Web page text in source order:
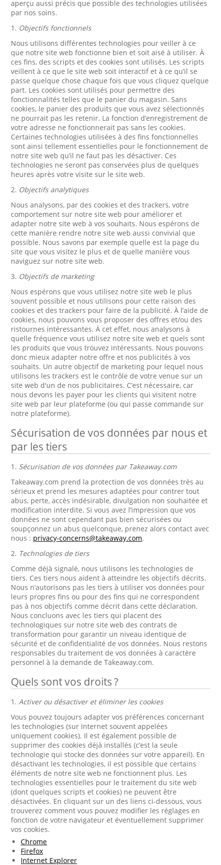
aperçu aussi précis que possible des technologies utilisées
par nos soins.
1. Objectifs fonctionnels
Nous utilisons différentes technologies pour veiller à ce
que notre site web fonctionne bien et soit aisé à utiliser. À
ces fins, des scripts et des cookies sont utilisés. Les scripts
veillent à ce que le site web soit interactif et à ce qu’il se
passe quelque chose chaque fois que vous cliquez quelque
part. Les cookies sont utilisés pour permettre des
fonctionnalités telles que le panier du magasin. Sans
cookies, le panier des produits que vous avez sélectionnés
ne pourrait pas les retenir. La fonction d’enregistrement de
votre adresse ne fonctionnerait pas sans les cookies.
Certaines technologies utilisées à des fins fonctionnelles
sont ainsi tellement essentielles pour le fonctionnement de
notre site web qu’il ne faut pas les désactiver. Ces
technologies ne seront pas conservées plus de quelques
heures après votre visite sur le site web.
2. Objectifs analytiques
Nous analysons, par des cookies et des trackers, votre
comportement sur notre site web pour améliorer et
adapter notre site web à vos souhaits. Nous espérons de
cette manière rendre notre site web aussi convivial que
possible. Nous savons par exemple quelle est la page du
site que vous visitez le plus et de quelle manière vous
naviguez sur notre site web.
3. Objectifs de marketing
Nous espérons que vous utilisez notre site web le plus
souvent possible et nous utilisons pour cette raison des
cookies et des trackers pour faire de la publicité. À l’aide de
cookies, nous pouvons vous proposer des offres et/ou des
ristournes intéressantes. À cet effet, nous analysons à
quelle fréquence vous utilisez notre site web et quels sont
les produits que vous trouvez intéressants. Nous pouvons
donc mieux adapter notre offre et nos publicités à vos
souhaits. Un autre objectif de marketing pour lequel nous
utilisons les trackers est le contrôle de votre venue sur un
site web d'un de nos publicitaires. C’est nécessaire, car
nous devons les payer pour les clients qui visitent notre
site web par leur plateforme (ou qui passe commande sur
notre plateforme).
Sécurisation de vos données par nous et
par les tiers
1. Sécurisation de vos données par Takeaway.com
Takeaway.com prend la protection de vos données très au
sérieux et prend les mesures adaptées pour contrer tout
abus, perte, accès indésirable, divulgation non souhaitée et
modification interdite. Si vous avez l’impression que vos
données ne sont cependant pas bien sécurisées ou
soupçonnez un abus quelconque, prenez alors contact avec
nous : privacy-concerns@takeaway.com.
2. Technologies de tiers
Comme déjà signalé, nous utilisons les technologies de
tiers. Ces tiers nous aident à atteindre les objectifs décrits.
Nous n’autorisons pas les tiers à utiliser vos données pour
leurs propres fins ou pour des fins qui ne correspondent
pas à nos objectifs comme décrit dans cette déclaration.
Nous concluons avec les tiers qui placent des
technologiques sur notre site web des contrats de
transformation pour garantir un niveau identique de
sécurité et de confidentialité de vos données. Nous restons
responsables du traitement de vos données à caractère
personnel à la demande de Takeaway.com.
Quels sont vos droits ?
1.Activer ou désactiver et éliminer les cookies
Vous pouvez toujours adapter vos préférences concernant
les technologies (sur Internet souvent appelées
uniquement cookies). Il est également possible de
supprimer des cookies déjà installés (c’est la seule
technologie qui stocke des données sur votre appareil). En
désactivant les technologies, il est possible que certains
éléments de notre site web ne fonctionnent plus. Les
technologies essentielles pour le traitement du site web
(dont quelques scripts et cookies) ne peuvent être
désactivées. En cliquant sur un des liens ci-dessous, vous
trouverez comment vous pouvez modifier les réglages en
fonction de votre navigateur et éventuellement supprimer
vos cookies.
Chrome
Firefox
Internet Explorer